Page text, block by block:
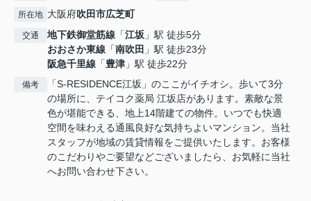
所在地 大阪府吹田市広芝町
交通 地下鉄御堂筋線 「江坂 」駅 徒歩5分
おおさか東線 「南吹田 」駅 徒歩23分
阪急千里線 「豊津 」駅 徒歩22分
備考
「S-RESIDENCE江坂」のここがイチオシ。歩いて3分
の場所に、テイコク薬局 江坂店があります。素敵な景
色が堪能できる、地上14階建ての物件。いつでも快適
空間を味わえる通風良好な気持ちよいマンション。当社
スタッフが地域の賃貸情報をご提供いたします。お客様
のこだわりやご要望などございましたら、お気軽に当社
へお問い合わせ下さい。